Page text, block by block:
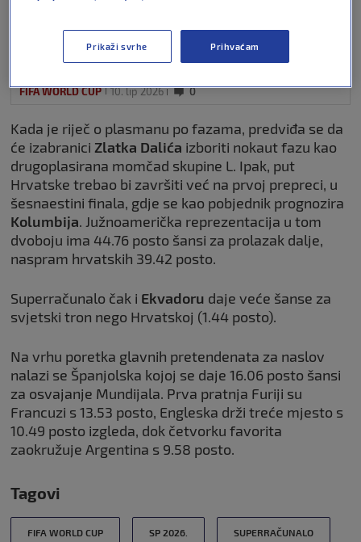
FIFA WORLD CUP 10. lip 2026 0
Kada je riječ o plasmanu po fazama, predviđa se da
će izabranici Zlatka Dalića izboriti nokaut fazu kao
drugoplasirana momčad skupine L. Ipak, put
Hrvatske trebao bi završiti već na prvoj prepreci, u
šesnaestini finala, gdje se kao pobjednik prognozira
Kolumbija. Južnoamerička reprezentacija u tom
dvoboju ima 44.76 posto šansi za prolazak dalje,
naspram hrvatskih 39.42 posto.
Superračunalo čak i Ekvadoru daje veće šanse za
svjetski tron nego Hrvatskoj (1.44 posto).
Na vrhu poretka glavnih pretendenata za naslov
nalazi se Španjolska kojoj se daje 16.06 posto šansi
za osvajanje Mundijala. Prva pratnja Furiji su
Francuzi s 13.53 posto, Engleska drži treće mjesto s
10.49 posto izgleda, dok četvorku favorita
zaokružuje Argentina s 9.58 posto.
Tagovi
FIFA WORLD CUP SP 2026. SUPERRAČUNALO
Prikaži svrhe Prihvaćam